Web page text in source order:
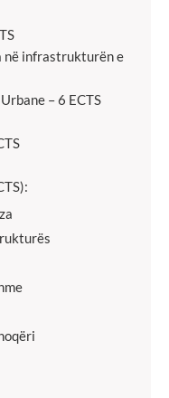
në infrastrukturën e
– 6 ECTS